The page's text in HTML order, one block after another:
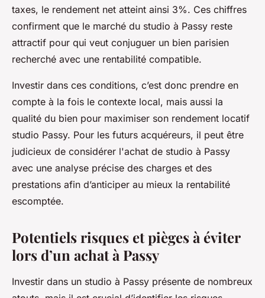
taxes, le rendement net atteint ainsi 3%. Ces chiffres
confirment que le marché du studio à Passy reste
attractif pour qui veut conjuguer un bien parisien
recherché avec une rentabilité compatible.
Investir dans ces conditions, c’est donc prendre en
compte à la fois le contexte local, mais aussi la
qualité du bien pour maximiser son rendement locatif
studio Passy. Pour les futurs acquéreurs, il peut être
judicieux de considérer l'achat de studio à Passy
avec une analyse précise des charges et des
prestations afin d’anticiper au mieux la rentabilité
escomptée.
Potentiels risques et pièges à éviter
lors d’un achat à Passy
Investir dans un studio à Passy présente de nombreux